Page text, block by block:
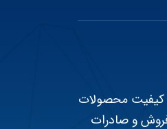
کیفیت محصولات
و صادرات